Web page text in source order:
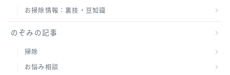
お掃除情報：裏技・豆知識
のぞみの記事
掃除
お悩み相談